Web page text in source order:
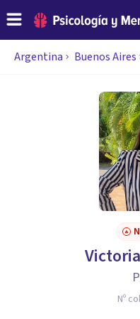
Argentina Buenos Aires
Nº